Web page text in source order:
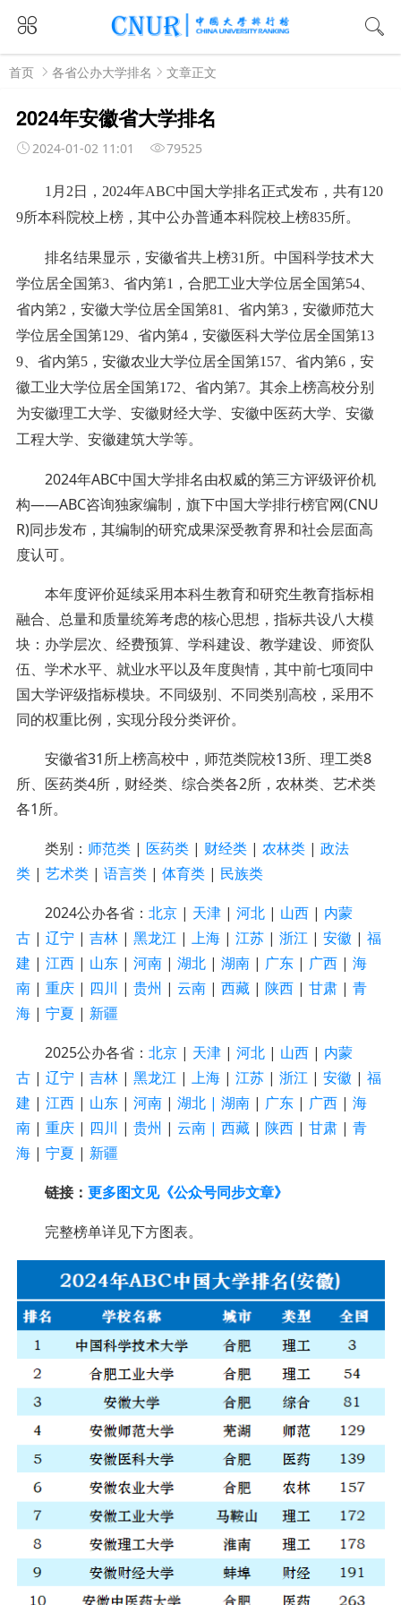
首页 各省公办大学排名 文章正文
2024年安徽省大学排名
2024-01-02 11:01 79525
1月2日，2024年ABC中国大学排名正式发布，共有120
9所本科院校上榜，其中公办普通本科院校上榜835所。
排名结果显示，安徽省共上榜31所。中国科学技术大
学位居全国第3、省内第1，合肥工业大学位居全国第54、
省内第2，安徽大学位居全国第81、省内第3，安徽师范大
学位居全国第129、省内第4，安徽医科大学位居全国第13
9、省内第5，安徽农业大学位居全国第157、省内第6，安
徽工业大学位居全国第172、省内第7。其余上榜高校分别
为安徽理工大学、安徽财经大学、安徽中医药大学、安徽
工程大学、安徽建筑大学等。
2024年ABC中国大学排名由权威的第三方评级评价机
构——ABC咨询独家编制，旗下中国大学排行榜官网(CNU
R)同步发布，其编制的研究成果深受教育界和社会层面高
度认可。
本年度评价延续采用本科生教育和研究生教育指标相
融合、总量和质量统筹考虑的核心思想，指标共设八大模
块：办学层次、经费预算、学科建设、教学建设、师资队
伍、学术水平、就业水平以及年度舆情，其中前七项同中
国大学评级指标模块。不同级别、不同类别高校，采用不
同的权重比例，实现分段分类评价。
安徽省31所上榜高校中，师范类院校13所、理工类8
所、医药类4所，财经类、综合类各2所，农林类、艺术类
各1所。
类别： 师范类| 医药类| 财经类| 农林类| 政法
类| 艺术类| 语言类| 体育类| 民族类
2024公办各省： 北京| 天津| 河北| 山西| 内蒙
古| 辽宁| 吉林| 黑龙江| 上海| 江苏| 浙江| 安徽| 福
建 | 江西| 山东| 河南| 湖北| 湖南| 广东 | 广西| 海
南| 重庆| 四川 | 贵州 | 云南| 西藏| 陕西| 甘肃| 青
海| 宁夏 | 新疆
2025公办各省： 北京| 天津| 河北| 山西| 内蒙
古 | 辽宁| 吉林| 黑龙江| 上海 | 江苏| 浙江| 安徽| 福
建 | 江西| 山东| 河南| 湖北 | 湖南| 广东| 广西| 海
南| 重庆| 四川 | 贵州 | 云南 | 西藏| 陕西| 甘肃| 青
海| 宁夏 | 新疆
链接： 更多图文见《公众号同步文章》
完整榜单详见下方图表。